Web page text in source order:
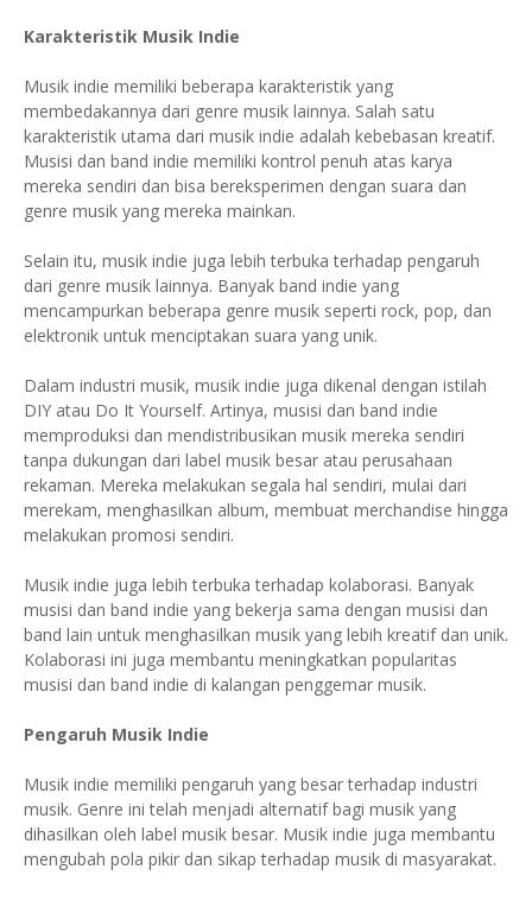
Karakteristik Musik Indie
Musik indie memiliki beberapa karakteristik yang
membedakannya dari genre musik lainnya. Salah satu
karakteristik utama dari musik indie adalah kebebasan kreatif.
Musisi dan band indie memiliki kontrol penuh atas karya
mereka sendiri dan bisa bereksperimen dengan suara dan
genre musik yang mereka mainkan.
Selain itu, musik indie juga lebih terbuka terhadap pengaruh
dari genre musik lainnya. Banyak band indie yang
mencampurkan beberapa genre musik seperti rock, pop, dan
elektronik untuk menciptakan suara yang unik.
Dalam industri musik, musik indie juga dikenal dengan istilah
DIY atau Do It Yourself. Artinya, musisi dan band indie
memproduksi dan mendistribusikan musik mereka sendiri
tanpa dukungan dari label musik besar atau perusahaan
rekaman. Mereka melakukan segala hal sendiri, mulai dari
merekam, menghasilkan album, membuat merchandise hingga
melakukan promosi sendiri.
Musik indie juga lebih terbuka terhadap kolaborasi. Banyak
musisi dan band indie yang bekerja sama dengan musisi dan
band lain untuk menghasilkan musik yang lebih kreatif dan unik.
Kolaborasi ini juga membantu meningkatkan popularitas
musisi dan band indie di kalangan penggemar musik.
Pengaruh Musik Indie
Musik indie memiliki pengaruh yang besar terhadap industri
musik. Genre ini telah menjadi alternatif bagi musik yang
dihasilkan oleh label musik besar. Musik indie juga membantu
mengubah pola pikir dan sikap terhadap musik di masyarakat.